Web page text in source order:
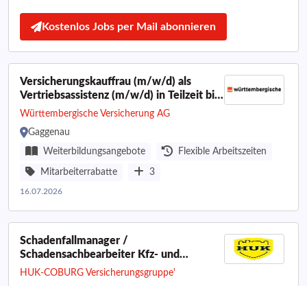
Kostenlos Jobs per Mail abonnieren
Versicherungskauffrau (m/w/d) als
Vertriebsassistenz (m/w/d) in Teilzeit bis
15 Std./ Woche
Württembergische Versicherung AG
Gaggenau
Weiterbildungsangebote
Flexible Arbeitszeiten
Mitarbeiterrabatte 3
16.07.2026
Schadenfallmanager /
Schadensachbearbeiter Kfz- und
Sachversicherung in Mannheim (w/m/d)
HUK-COBURG Versicherungsgruppe'